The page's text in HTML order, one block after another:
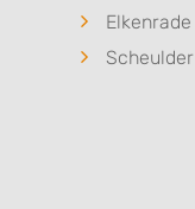
Elkenrade
Scheulder